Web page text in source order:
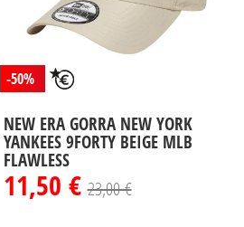
-50%
NEW ERA GORRA NEW YORK
YANKEES 9FORTY BEIGE MLB
FLAWLESS
11,50 €23,00 €